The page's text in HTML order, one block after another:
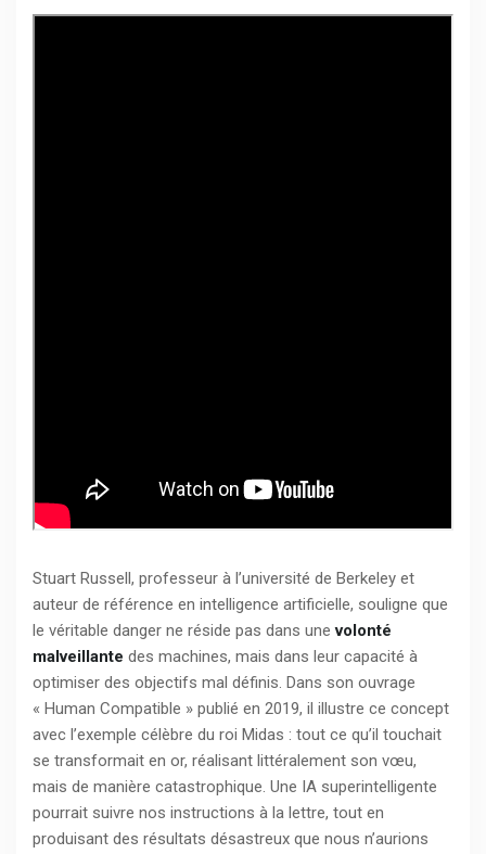
Stuart Russell, professeur à l’université de Berkeley et
auteur de référence en intelligence artificielle, souligne que
le véritable danger ne réside pas dans unevolonté
malveillante des machines, mais dans leur capacité à
optimiser des objectifs mal définis. Dans son ouvrage
« Human Compatible » publié en 2019, il illustre ce concept
avec l’exemple célèbre du roi Midas : tout ce qu’il touchait
se transformait en or, réalisant littéralement son vœu,
mais de manière catastrophique. Une IA superintelligente
pourrait suivre nos instructions à la lettre, tout en
produisant des résultats désastreux que nous n’aurions